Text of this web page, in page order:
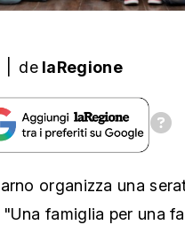
de laRegione
organizza una
famiglia per una